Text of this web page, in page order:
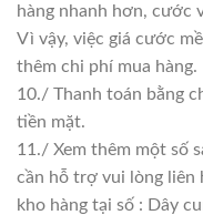
hàng nhanh hơn, cước
Vì vậy, việc giá cước
thêm chi phí mua hàng.
10./ Thanh toán bằng
tiền mặt.
11./ Xem thêm một số
cần hỗ trợ vui lòng liên
kho hàng tại số : Dây